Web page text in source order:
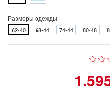
Размеры одежды
62-40 68-44 74-44 80-48